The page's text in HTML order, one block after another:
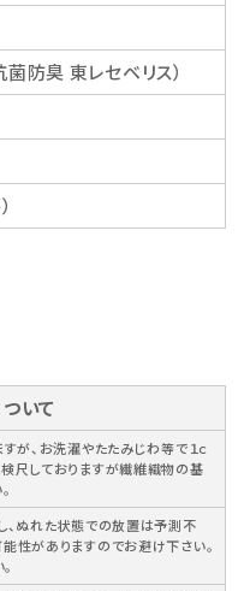
防臭 東レセベリス）
いて
が、お洗濯やたたみじわ等で１ｃ
尺しておりますが繊維織物の基
ぬれた状態での放置は予測不
性がありますのでお避け下さい。